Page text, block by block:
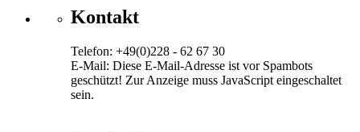
Kontakt
Telefon: +49(0)228 - 62 67 30
E-Mail: Diese E-Mail-Adresse ist vor Spambots
geschützt! Zur Anzeige muss JavaScript eingeschaltet
sein.